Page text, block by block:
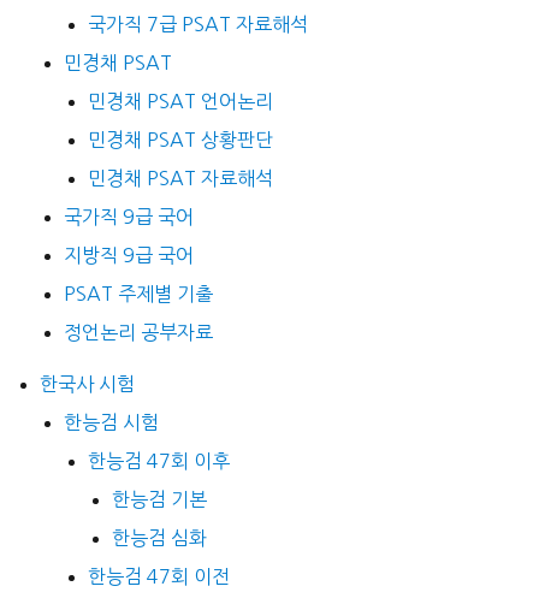
국가직 7급 PSAT 자료해석
민경채 PSAT
민경채 PSAT 언어논리
민경채 PSAT 상황판단
민경채 PSAT 자료해석
국가직 9급 국어
지방직 9급 국어
PSAT 주제별 기출
정언논리 공부자료
한국사 시험
한능검 시험
한능검 47회 이후
한능검 기본
한능검 심화
한능검 47회 이전